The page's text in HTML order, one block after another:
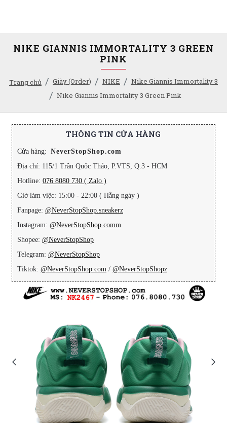
Trang chủ Giày (Order) NIKE
Nike Giannis Immortality 3
Nike Giannis Immortality 3 Green Pink
NIKE GIANNIS IMMORTALITY 3 GREEN
PINK
THÔNG TIN CỬA HÀNG
Cửa hàng: NeverStopShop.com
Địa chỉ: 115/1 Trần Quốc Thảo, P.VTS, Q.3 - HCM
Hotline: 076 8080 730 ( Zalo )
Giờ làm việc: 15:00 - 22:00 ( Hằng ngày )
Fanpage: @NeverStopShop.sneakerz
Instagram: @NeverStopShop.comm
Shopee: @NeverStopShop
Telegram: @NeverStopShop
Tiktok: @NeverStopShop.com / @NeverStopShopz